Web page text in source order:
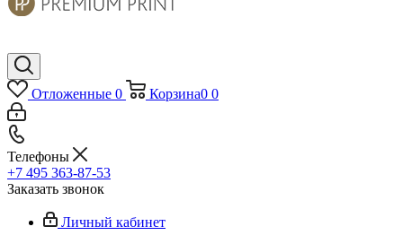
Отложенные 0 Корзина0 0
Телефоны
+7 495 363-87-53
Заказать звонок
Личный кабинет